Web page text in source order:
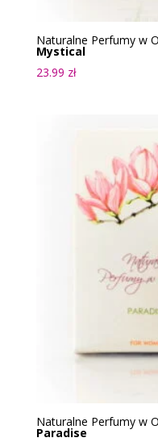
Naturalne Perfumy w
Mystical
23.99 zł
Naturalne Perfumy w
Paradise